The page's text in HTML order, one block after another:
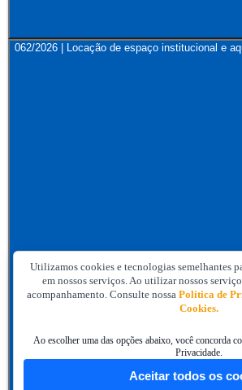
062/2026 | Locação de espaço institucional e
Utilizamos cookies e tecnologias semelhantes
em nossos serviços. Ao utilizar nossos
acompanhamento. Consulte nossaPolítica de
Cookies.
Ao escolher uma das opções abaixo, você concorda
Privacidade.
Aceitar todos os